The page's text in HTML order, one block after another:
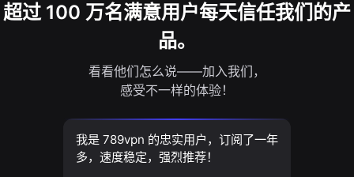
超过 100 万名满意用户每天信任我们的产
品。
看看他们怎么说——加入我们，
感受不一样的体验！
我是 789vpn 的忠实用户，订阅了一年
多，速度稳定，强烈推荐！